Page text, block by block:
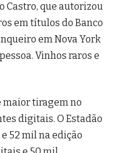
Castro, que autorizou
em títulos do Banco
em Nova York
Vinhos raros e
maior tiragem no
digitais. O Estadão
52 mil na edição